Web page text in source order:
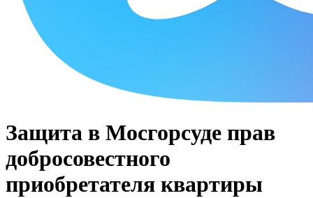
Защита в Мосгорсуде прав
добросовестного
приобретателя квартиры